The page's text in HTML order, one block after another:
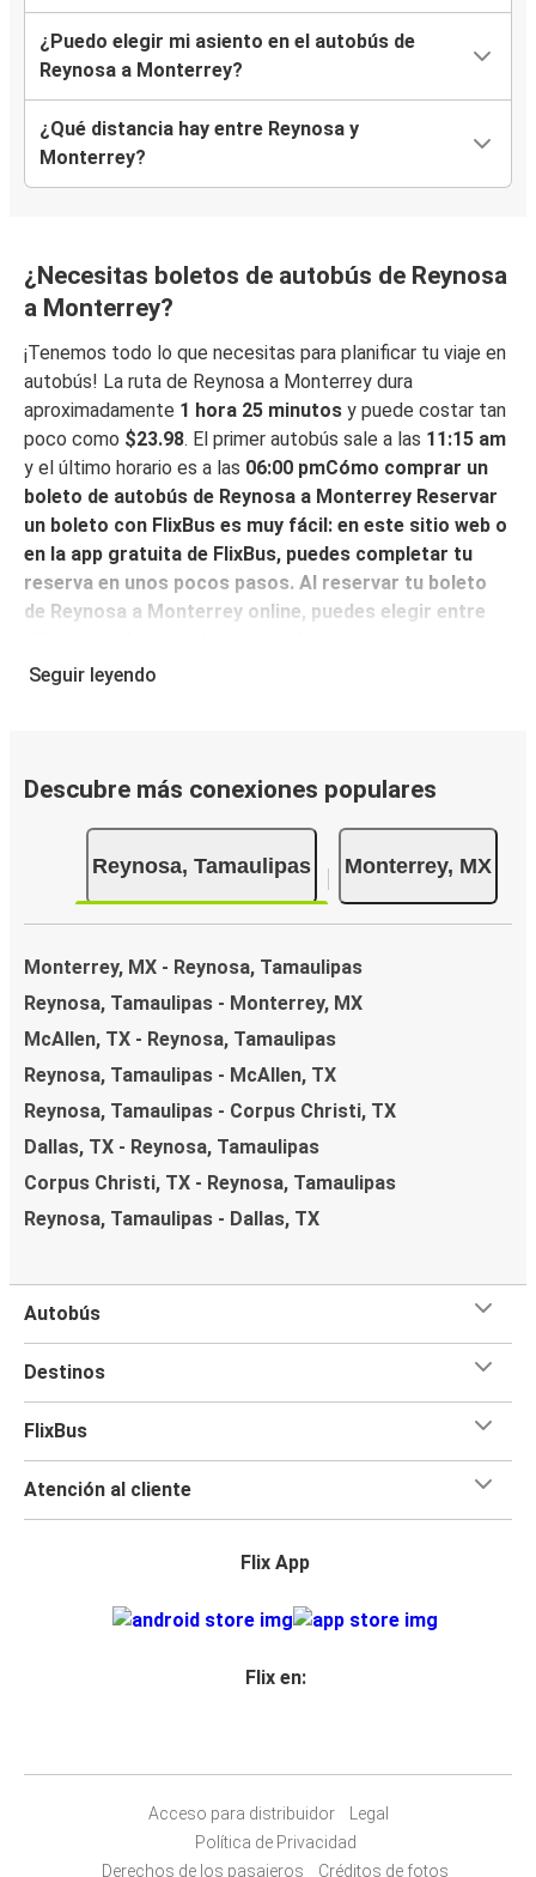
¿Puedo elegir mi asiento en el autobús de
Reynosa a Monterrey?
¿Qué distancia hay entre Reynosa y
Monterrey?
¿Necesitas boletos de autobús de Reynosa
a Monterrey?
¡Tenemos todo lo que necesitas para planificar tu viaje en
autobús! La ruta de Reynosa a Monterrey dura
aproximadamente 1 hora 25 minutos y puede costar tan
poco como $23.98. El primer autobús sale a las 11:15 am
y el último horario es a las 06:00 pmCómo comprar un
boleto de autobús de Reynosa a Monterrey Reservar
un boleto con FlixBus es muy fácil: en este sitio web o
en la app gratuita de FlixBus, puedes completar tu
reserva en unos pocos pasos. Al reservar tu boleto
de Reynosa a Monterrey online, puedes elegir entre
tarjeta de crédito, PayPal, Google y Apple Pay.
Seguir leyendo
Descubre más conexiones populares
Reynosa, Tamaulipas Monterrey, MX
Monterrey, MX - Reynosa, Tamaulipas
Reynosa, Tamaulipas - Monterrey, MX
McAllen, TX - Reynosa, Tamaulipas
Reynosa, Tamaulipas - McAllen, TX
Reynosa, Tamaulipas - Corpus Christi, TX
Dallas, TX - Reynosa, Tamaulipas
Corpus Christi, TX - Reynosa, Tamaulipas
Reynosa, Tamaulipas - Dallas, TX
Autobús
Destinos
FlixBus
Atención al cliente
Flix App
Flix en:
Acceso para distribuidor
Legal
Política de Privacidad
Derechos de los pasajeros
Créditos de fotos